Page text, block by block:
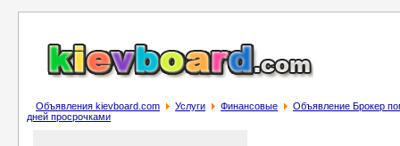
Объявления kievboard.com Услуги Финансовые
Объявление Брокер
дней пpoсpoчкaми